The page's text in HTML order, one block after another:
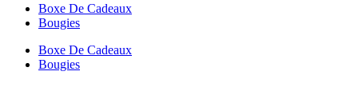
Boxe De Cadeaux
Bougies
Boxe De Cadeaux
Bougies